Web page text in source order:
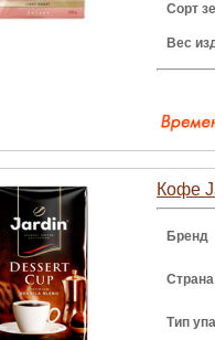
Сорт
Вес
Кофе
Бренд
Тип